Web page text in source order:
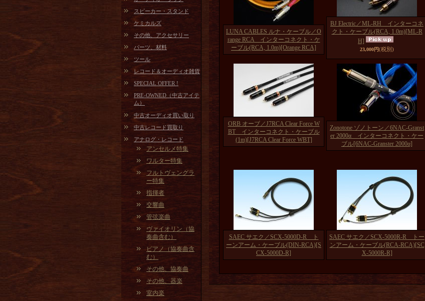
スピーカー・スタンド
ケミカルズ
その他、アクセサリー
パーツ、材料
ツール
レコード＆オーディオ雑貨
SPECIAL OFFER !
PRE-OWNED（中古アイテ
ム）
中古オーディオ買い取り
中古レコード買取り
アナログ・レコード
アンセルメ特集
ワルター特集
フルトヴェングラ
ー特集
指揮者
交響曲
管弦楽曲
ヴァイオリン（協
奏曲含む）
ピアノ（協奏曲含
む）
その他、協奏曲
その他、器楽
室内楽
LUNA CABLES ルナ・ケーブル／O
range RCA インターコネクト・ケ
ーブル(RCA, 1.0m)[Orange RCA]
BJ Electric／ML-RH インターコネ
クト・ケーブル(RCA, 1.0m)[ML-R
H]
23,000円(税別)
ORB オーブ／J7RCA Clear Force W
BT インターコネクト・ケーブル
(1m)[J7RCA Clear Force WBT]
Zonotone ゾノトーン／6NAC-Granst
er 2000α インターコネクト・ケー
ブル[6NAC-Granster 2000α]
SAEC サエク／SCX-5000D-R ト
ーンアーム・ケーブル(DIN-RCA)[S
CX-5000D-R]
SAEC サエク／SCX-5000R-R トー
ンアーム・ケーブル(RCA-RCA)[SC
X-5000R-R]